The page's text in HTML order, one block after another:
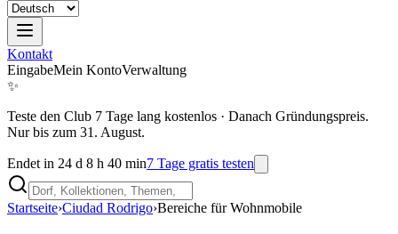
Kontakt
EingabeMein KontoVerwaltung
✨
Teste den Club 7 Tage lang kostenlos · Danach Gründungspreis.
Nur bis zum 31. August.
Endet in 24 d 8 h 40 min7 Tage gratis testen
Startseite›Ciudad Rodrigo›Bereiche für Wohnmobile